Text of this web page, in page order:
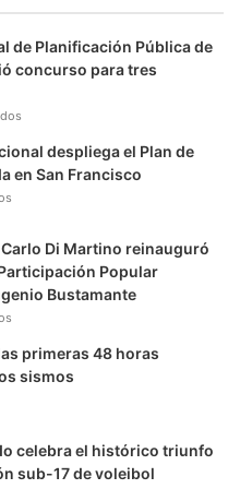
g
r
m
r
a
k
de Planificación Pública de
concurso para tres
despliega el Plan de
en San Francisco
Di Martino reinauguró
Popular
Bustamante
primeras 48 horas
sismos
celebra el histórico triunfo
sub-17 de voleibol